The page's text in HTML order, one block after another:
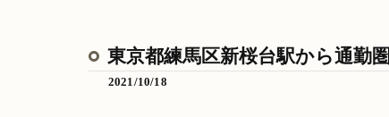
東京都練馬区新桜台駅から通勤
2021/10/18